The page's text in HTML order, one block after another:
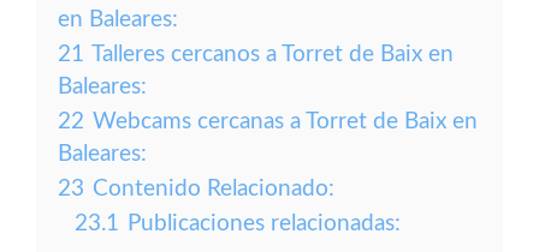
en Baleares:
21 Talleres cercanos a Torret de Baix en
Baleares:
22 Webcams cercanas a Torret de Baix en
Baleares:
23 Contenido Relacionado:
23.1 Publicaciones relacionadas: